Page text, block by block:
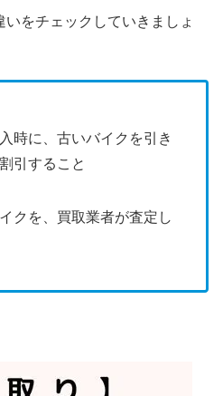
をチェックしていきましょ
時に、古いバイクを引き
引すること
クを、買取業者が査定し